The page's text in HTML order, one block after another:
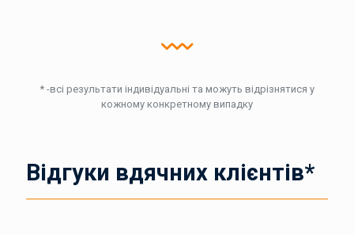
* -всі результати індивідуальні та можуть відрізнятися у
кожному конкретному випадку
Відгуки вдячних клієнтів*